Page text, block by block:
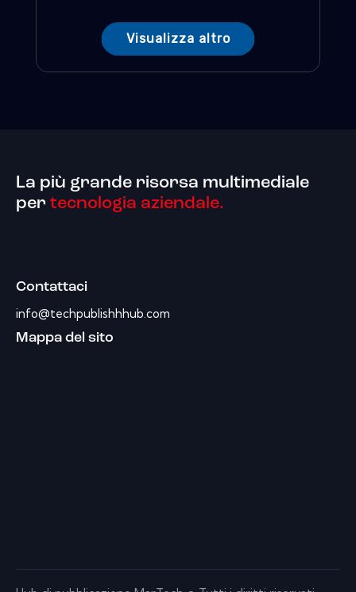
Visualizza altro
La più grande risorsa multimediale
per tecnologia aziendale.
Contattaci
info@techpublishhhub.com
Mappa del sito